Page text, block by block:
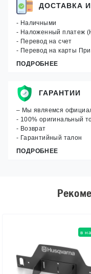
ДОСТАВКА
- Наличными
- Наложенный платеж
- Перевод на счет
- Перевод на карты
ПОДРОБНЕЕ
ГАРАНТИИ
– Мы являемся
- 100% оригинальный
- Возврат
- Гарантийный талон
ПОДРОБНЕЕ
в